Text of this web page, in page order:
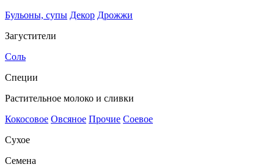
Бульоны, супы Декор Дрожжи
Загустители
Соль
Специи
Растительное молоко и сливки
Кокосовое Овсяное Прочие Соевое
Сухое
Семена